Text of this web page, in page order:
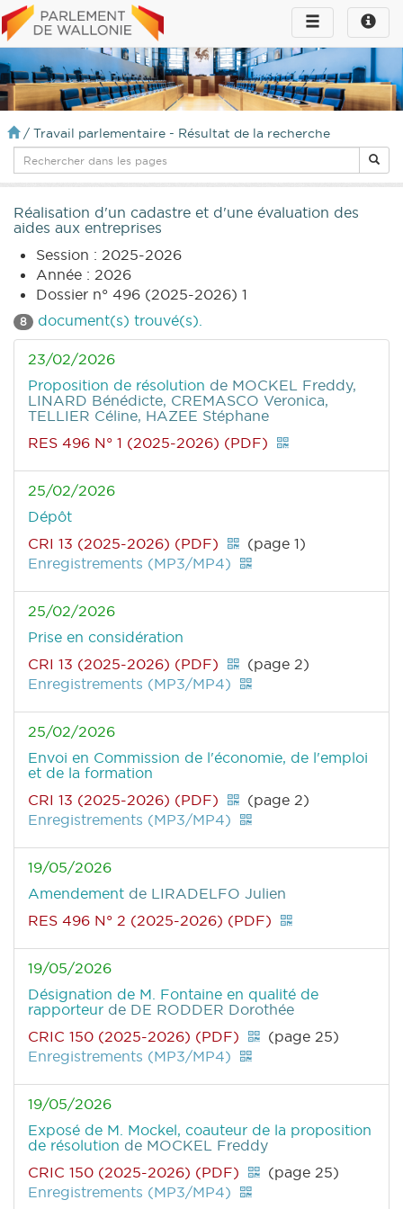
Toggle
infos
Toggle
navigation
/ Travail parlementaire - Résultat de la recherche
Réalisation d'un cadastre et d'une évaluation des
aides aux entreprises
Session : 2025-2026
Année : 2026
Dossier n° 496 (2025-2026) 1
8 document(s) trouvé(s).
23/02/2026
Proposition de résolution de MOCKEL Freddy,
LINARD Bénédicte, CREMASCO Veronica,
TELLIER Céline, HAZEE Stéphane
RES 496 N° 1 (2025-2026) (PDF)
25/02/2026
Dépôt
CRI 13 (2025-2026) (PDF)
(page 1)
Enregistrements (MP3/MP4)
25/02/2026
Prise en considération
CRI 13 (2025-2026) (PDF)
(page 2)
Enregistrements (MP3/MP4)
25/02/2026
Envoi en Commission de l'économie, de l'emploi
et de la formation
CRI 13 (2025-2026) (PDF)
(page 2)
Enregistrements (MP3/MP4)
19/05/2026
Amendement de LIRADELFO Julien
RES 496 N° 2 (2025-2026) (PDF)
19/05/2026
Désignation de M. Fontaine en qualité de
rapporteur de DE RODDER Dorothée
CRIC 150 (2025-2026) (PDF)
(page 25)
Enregistrements (MP3/MP4)
19/05/2026
Exposé de M. Mockel, coauteur de la proposition
de résolution de MOCKEL Freddy
CRIC 150 (2025-2026) (PDF)
(page 25)
Enregistrements (MP3/MP4)